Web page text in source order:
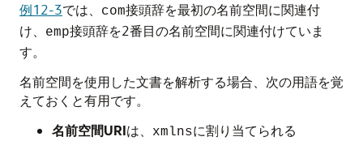
例12-3では、 com接頭辞を最初の名前空間に関連付
け、
emp接頭辞を2番目の名前空間に関連付けていま
す。
名前空間を使用した文書を解析する場合、次の用語を覚
えておくと有用です。
名前空間URIは、 xmlnsに割り当てられる